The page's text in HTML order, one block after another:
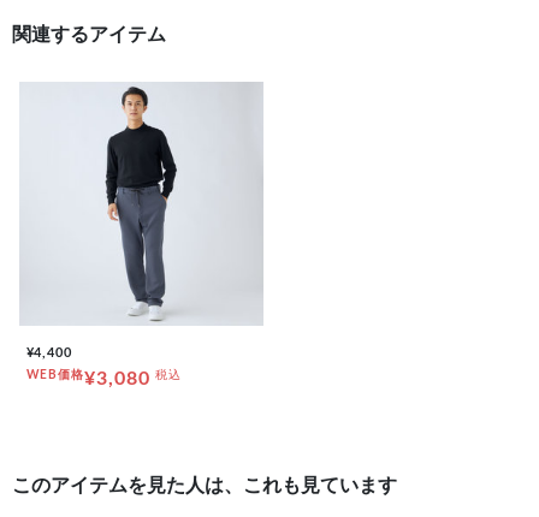
関連するアイテム
¥4,400
WEB価格¥3,080 税込
このアイテムを見た人は、これも見ています